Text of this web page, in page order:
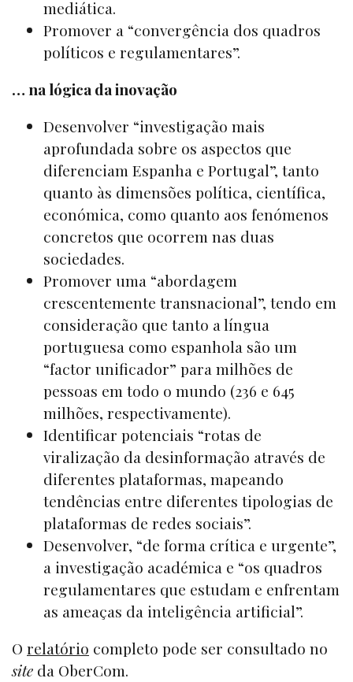
mediática.
Promover a “convergência dos quadros
políticos e regulamentares”.
… na lógica da inovação
Desenvolver “investigação mais
aprofundada sobre os aspectos que
diferenciam Espanha e Portugal”, tanto
quanto às dimensões política, científica,
económica, como quanto aos fenómenos
concretos que ocorrem nas duas
sociedades.
Promover uma “abordagem
crescentemente transnacional”, tendo em
consideração que tanto a língua
portuguesa como espanhola são um
“factor unificador” para milhões de
pessoas em todo o mundo (236 e 645
milhões, respectivamente).
Identificar potenciais “rotas de
viralização da desinformação através de
diferentes plataformas, mapeando
tendências entre diferentes tipologias de
plataformas de redes sociais”.
Desenvolver, “de forma crítica e urgente”,
a investigação académica e “os quadros
regulamentares que estudam e enfrentam
as ameaças da inteligência artificial”.
O relatório completo pode ser consultado no
site da OberCom.